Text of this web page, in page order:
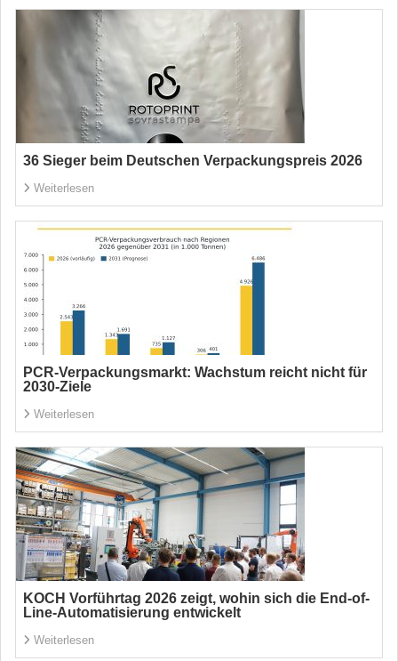
36 Sieger beim Deutschen Verpackungspreis 2026
Weiterlesen
PCR-Verpackungsmarkt: Wachstum reicht nicht für
2030-Ziele
Weiterlesen
KOCH Vorführtag 2026 zeigt, wohin sich die End-of-
Line-Automatisierung entwickelt
Weiterlesen